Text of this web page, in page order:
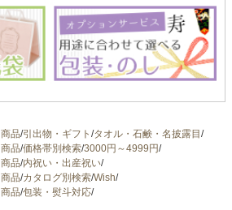
商品/引出物・ギフト /タオル・石鹸・名披露目/
商品/価格帯別検索/3000円～4999円/
商品/内祝い・出産祝い/
商品/カタログ別検索/Wish/
商品/包装・熨斗対応/